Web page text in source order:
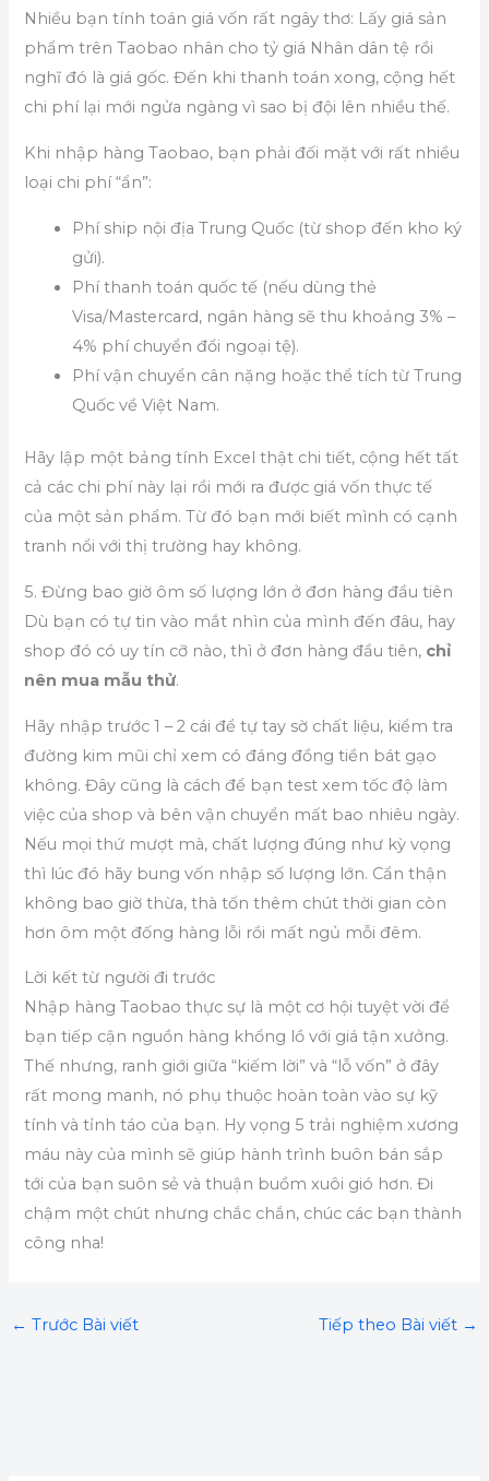
Nhiều bạn tính toán giá vốn rất ngây thơ: Lấy giá sản
phẩm trên Taobao nhân cho tỷ giá Nhân dân tệ rồi
nghĩ đó là giá gốc. Đến khi thanh toán xong, cộng hết
chi phí lại mới ngửa ngàng vì sao bị đội lên nhiều thế.
Khi nhập hàng Taobao, bạn phải đối mặt với rất nhiều
loại chi phí “ẩn”:
Phí ship nội địa Trung Quốc (từ shop đến kho ký
gửi).
Phí thanh toán quốc tế (nếu dùng thẻ
Visa/Mastercard, ngân hàng sẽ thu khoảng 3% –
4% phí chuyển đổi ngoại tệ).
Phí vận chuyển cân nặng hoặc thể tích từ Trung
Quốc về Việt Nam.
Hãy lập một bảng tính Excel thật chi tiết, cộng hết tất
cả các chi phí này lại rồi mới ra được giá vốn thực tế
của một sản phẩm. Từ đó bạn mới biết mình có cạnh
tranh nổi với thị trường hay không.
5. Đừng bao giờ ôm số lượng lớn ở đơn hàng đầu tiên
Dù bạn có tự tin vào mắt nhìn của mình đến đâu, hay
shop đó có uy tín cỡ nào, thì ở đơn hàng đầu tiên, chỉ
nên mua mẫu thử.
Hãy nhập trước 1 – 2 cái để tự tay sờ chất liệu, kiểm tra
đường kim mũi chỉ xem có đáng đồng tiền bát gạo
không. Đây cũng là cách để bạn test xem tốc độ làm
việc của shop và bên vận chuyển mất bao nhiêu ngày.
Nếu mọi thứ mượt mà, chất lượng đúng như kỳ vọng
thì lúc đó hãy bung vốn nhập số lượng lớn. Cẩn thận
không bao giờ thừa, thà tốn thêm chút thời gian còn
hơn ôm một đống hàng lỗi rồi mất ngủ mỗi đêm.
Lời kết từ người đi trước
Nhập hàng Taobao thực sự là một cơ hội tuyệt vời để
bạn tiếp cận nguồn hàng khổng lồ với giá tận xưởng.
Thế nhưng, ranh giới giữa “kiếm lời” và “lỗ vốn” ở đây
rất mong manh, nó phụ thuộc hoàn toàn vào sự kỹ
tính và tỉnh táo của bạn. Hy vọng 5 trải nghiệm xương
máu này của mình sẽ giúp hành trình buôn bán sắp
tới của bạn suôn sẻ và thuận buồm xuôi gió hơn. Đi
chậm một chút nhưng chắc chắn, chúc các bạn thành
công nha!
← Trước Bài viết Tiếp theo Bài viết →